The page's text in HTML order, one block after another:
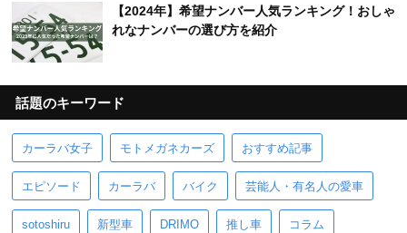
【2024年】希望ナンバー人気ランキング！おしゃ
れなナンバーの選び方を紹介
話題のキーワード
カーラバ女子 モトメガネカーズ おすすめ記事
エピソード カーラバ バイク 芸能人・有名人の愛車
sotoshiru 新型車 DRIMO 推し車 コラム